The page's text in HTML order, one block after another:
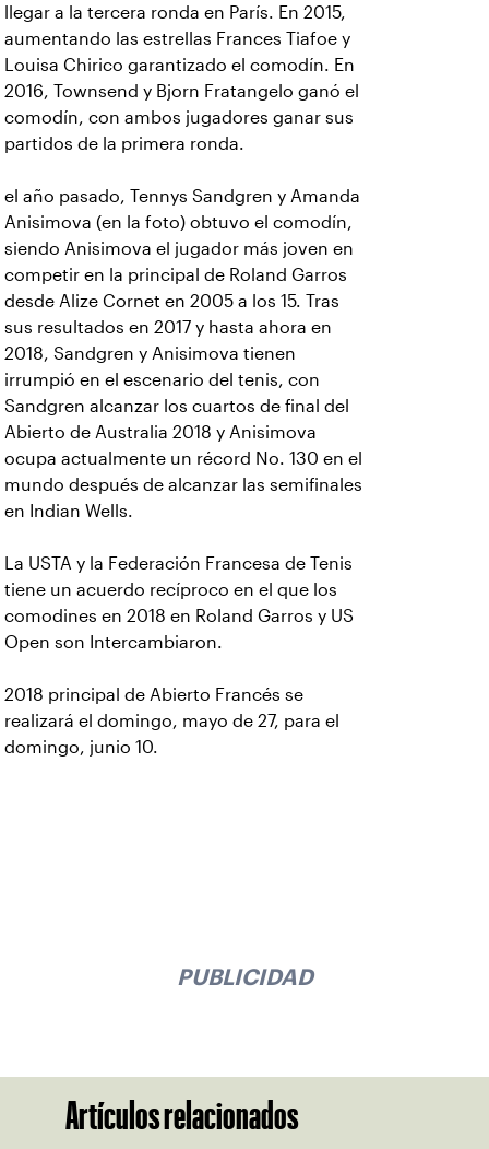
llegar a la tercera ronda en París. En 2015,
aumentando las estrellas Frances Tiafoe y
Louisa Chirico garantizado el comodín. En
2016, Townsend y Bjorn Fratangelo ganó el
comodín, con ambos jugadores ganar sus
partidos de la primera ronda.
el año pasado, Tennys Sandgren y Amanda
Anisimova (en la foto) obtuvo el comodín,
siendo Anisimova el jugador más joven en
competir en la principal de Roland Garros
desde Alize Cornet en 2005 a los 15. Tras
sus resultados en 2017 y hasta ahora en
2018, Sandgren y Anisimova tienen
irrumpió en el escenario del tenis, con
Sandgren alcanzar los cuartos de final del
Abierto de Australia 2018 y Anisimova
ocupa actualmente un récord No. 130 en el
mundo después de alcanzar las semifinales
en Indian Wells.
La USTA y la Federación Francesa de Tenis
tiene un acuerdo recíproco en el que los
comodines en 2018 en Roland Garros y US
Open son Intercambiaron.
2018 principal de Abierto Francés se
realizará el domingo, mayo de 27, para el
domingo, junio 10.
PUBLICIDAD
Artículos relacionados